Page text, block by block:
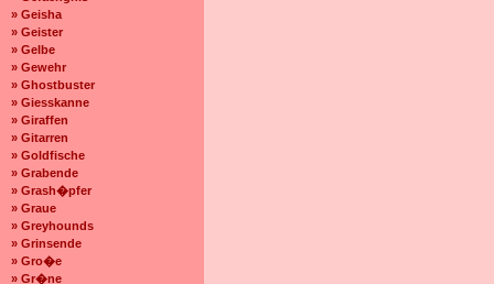
» Geisha
» Geister
» Gelbe
» Gewehr
» Ghostbuster
» Giesskanne
» Giraffen
» Gitarren
» Goldfische
» Grabende
» Grash�pfer
» Graue
» Greyhounds
» Grinsende
» Gro�e
» Gr�ne